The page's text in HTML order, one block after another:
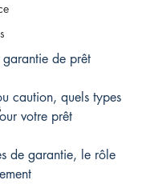
de prêt
caution, quels types
votre prêt
de garantie, le rôle